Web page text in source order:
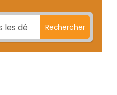
Rechercher